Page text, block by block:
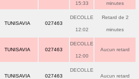
15:33 minutes
TUNISAVIA 027463
DECOLLE
12:02
Retard de 2
minutes
TUNISAVIA 027463
DECOLLE
12:00
Aucun retard
TUNISAVIA 027463
DECOLLE
Aucun retard